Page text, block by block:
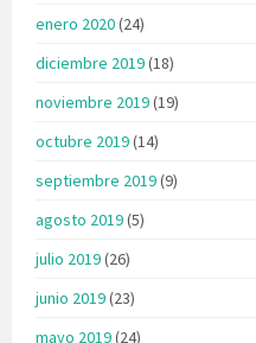
enero 2020(24)
diciembre 2019(18)
noviembre 2019(19)
octubre 2019(14)
septiembre 2019(9)
agosto 2019(5)
julio 2019(26)
junio 2019(23)
mayo 2019(24)